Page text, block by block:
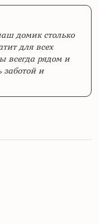
в среду и очень
у окна
🛁 🌳, а также с
и всеми необходимыми
зона с посудой,
зона
домик столько
для всех
всегда рядом и
заботой и